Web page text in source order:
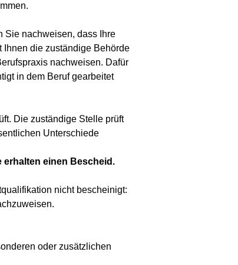
Sie nachweisen, dass Ihre
Ihnen die zuständige Behörde
nachweisen. Dafür
in dem Beruf gearbeitet
Die zuständige Stelle prüft
Unterschiede
erhalten einen Bescheid.
nicht bescheinigt:
oder zusätzlichen